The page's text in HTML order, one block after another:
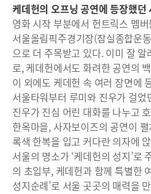
케데헌의 오프닝 공연에 등장했던
영화 시작 부분에서 헌트릭스 멤
서울올림픽주경기장(잠실종합운
으로 더 주목받고 있다. 이미 잘
로, 케데헌에서도 화려한 공연의
이 외에도 케데헌 속 여러 장면에
서울타워부터 루미와 진우가 걸
진우가 진심 어린 대화를 나누고
한옥마을, 사자보이즈의 공연이
록색 한복을 입고 커다란 의자에
서울의 명소가 ‘케데헌의 성지’로
의 초입부, 케데헌과 함께 특별한
성지순례’로 서울 곳곳의 매력을